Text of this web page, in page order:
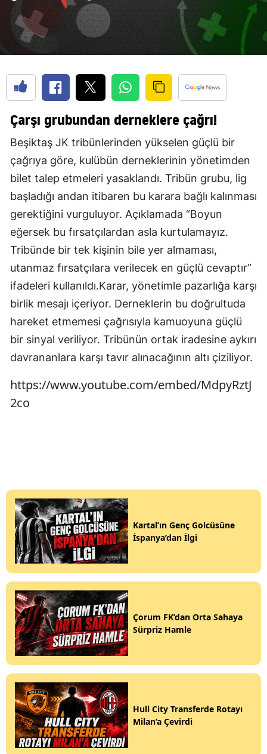
Çarşı grubundan derneklere çağrı!
Beşiktaş JK tribünlerinden yükselen güçlü bir
çağrıya göre, kulübün derneklerinin yönetimden
bilet talep etmeleri yasaklandı. Tribün grubu, lig
başladığı andan itibaren bu karara bağlı kalınması
gerektiğini vurguluyor. Açıklamada “Boyun
eğersek bu fırsatçılardan asla kurtulamayız.
Tribünde bir tek kişinin bile yer almaması,
utanmaz fırsatçılara verilecek en güçlü cevaptır”
ifadeleri kullanıldı.Karar, yönetimle pazarlığa karşı
birlik mesajı içeriyor. Derneklerin bu doğrultuda
hareket etmemesi çağrısıyla kamuoyuna güçlü
bir sinyal veriliyor. Tribünün ortak iradesine aykırı
davrananlara karşı tavır alınacağının altı çiziliyor.
https://www.youtube.com/embed/MdpyRztJ
2co
Kartal’ın Genç Golcüsüne
İspanya’dan İlgi
Çorum FK’dan Orta Sahaya
Sürpriz Hamle
Hull City Transferde Rotayı
Milan’a Çevirdi